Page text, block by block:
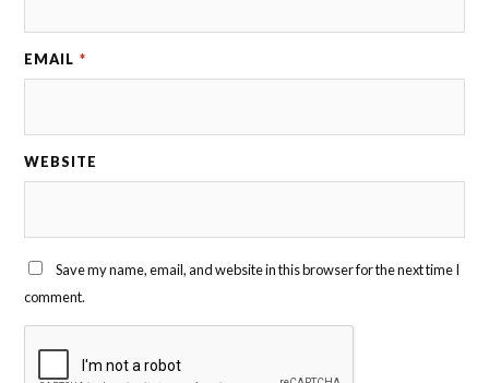
EMAIL *
WEBSITE
Save my name, email, and website in this browser for the next time I
comment.